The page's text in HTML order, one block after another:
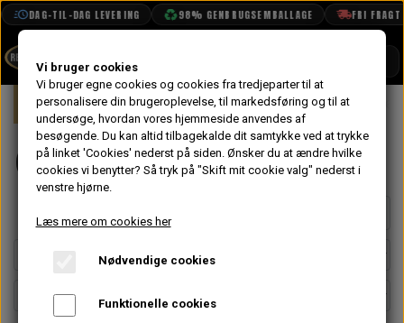
DAG-TIL-DAG LEVERING 98% GENBRUGSEMBALLAGE FRI FRAGT
BOOK TID
PROJEKTER
TEKNISK DATA
VANDPOLERING
Forside Mini Undervogn & Styrtøj
Opgraderinger
Forrige side
Vi bruger cookies
Vi bruger egne cookies og cookies fra tredjeparter til at
personalisere din brugeroplevelse, til markedsføring og til at
undersøge, hvordan vores hjemmeside anvendes af
besøgende. Du kan altid tilbagekalde dit samtykke ved at trykke
på linket 'Cookies' nederst på siden. Ønsker du at ændre hvilke
cookies vi benytter? Så tryk på "Skift mit cookie valg" nederst i
venstre hjørne.
Læs mere om cookies her
Nødvendige cookies
Funktionelle cookies